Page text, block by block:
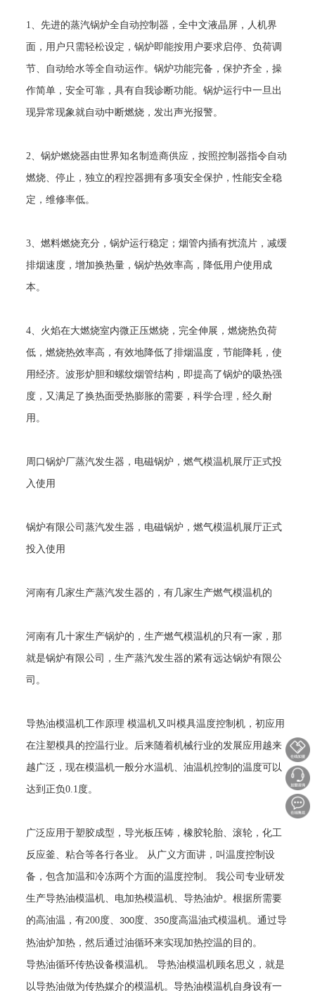
1、先进的蒸汽锅炉全自动控制器，全中文液晶屏，人机界
面，用户只需轻松设定，锅炉即能按用户要求启停、负荷调
节、自动给水等全自动运作。锅炉功能完备，保护齐全，操
作简单，安全可靠，具有自我诊断功能。锅炉运行中一旦出
现异常现象就自动中断燃烧，发出声光报警。
2、锅炉燃烧器由世界知名制造商供应，按照控制器指令自动
燃烧、停止，独立的程控器拥有多项安全保护，性能安全稳
定，维修率低。
3、燃料燃烧充分，锅炉运行稳定；烟管内插有扰流片，减缓
排烟速度，增加换热量，锅炉热效率高，降低用户使用成
本。
4、火焰在大燃烧室内微正压燃烧，完全伸展，燃烧热负荷
低，燃烧热效率高，有效地降低了排烟温度，节能降耗，使
用经济。波形炉胆和螺纹烟管结构，即提高了锅炉的吸热强
度，又满足了换热面受热膨胀的需要，科学合理，经久耐
用。
周口锅炉厂蒸汽发生器，电磁锅炉，燃气模温机展厅正式投
入使用
锅炉有限公司蒸汽发生器，电磁锅炉，燃气模温机展厅正式
投入使用
河南有几家生产蒸汽发生器的，有几家生产燃气模温机的
河南有几十家生产锅炉的，生产燃气模温机的只有一家，那
就是锅炉有限公司，生产蒸汽发生器的紧有远达锅炉有限公
司。
导热油模温机工作原理 模温机又叫模具温度控制机，初应用
在注塑模具的控温行业。后来随着机械行业的发展应用越来
越广泛，现在模温机一般分水温机、油温机控制的温度可以
达到正负0.1度。
广泛应用于塑胶成型，导光板压铸，橡胶轮胎、滚轮，化工
反应釜、粘合等各行各业。 从广义方面讲，叫温度控制设
备，包含加温和冷冻两个方面的温度控制。 我公司专业研发
生产导热油模温机、电加热模温机、导热油炉。根据所需要
的高油温，有200度、 300度、 350度高温油式模温机。通过导
热油炉加热，然后通过油循环来实现加热控温的目的。
导热油循环传热设备模温机。 导热油模温机顾名思义，就是
以导热油做为传热媒介的模温机。导热油模温机自身设有一